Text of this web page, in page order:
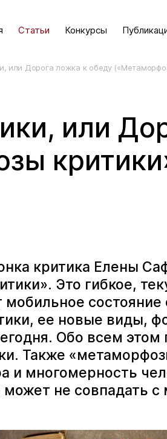
Статьи Конкурсы
или Дорога ложка к обеду
или
критика Елены
Это гибкое,
мобильное
ее новые виды,
Обо всем этом
Также
и многомерность
не совпадать с